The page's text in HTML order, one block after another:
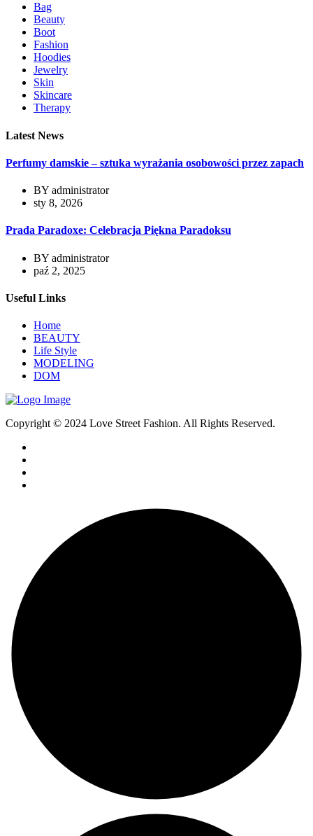
Bag
Beauty
Boot
Fashion
Hoodies
Jewelry
Skin
Skincare
Therapy
Latest News
Perfumy damskie – sztuka wyrażania osobowości przez zapach
BY administrator
sty 8, 2026
Prada Paradoxe: Celebracja Piękna Paradoksu
BY administrator
paź 2, 2025
Useful Links
Home
BEAUTY
Life Style
MODELING
DOM
Copyright © 2024 Love Street Fashion. All Rights Reserved.